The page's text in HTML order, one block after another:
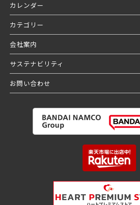
カレンダー
カテゴリー
会社案内
サステナビリティ
お問い合わせ